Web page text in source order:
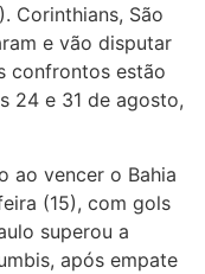
Corinthians, São
e vão disputar
confrontos estão
24 e 31 de agosto,
ao vencer o Bahia
(15), com gols
superou a
após empate